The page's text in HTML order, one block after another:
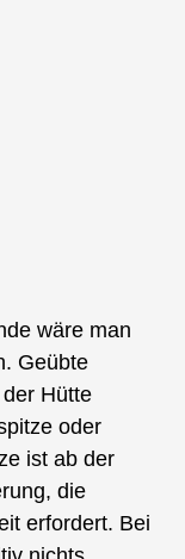
wäre man
Geübte
Hütte
oder
ist ab der
die
erfordert. Bei